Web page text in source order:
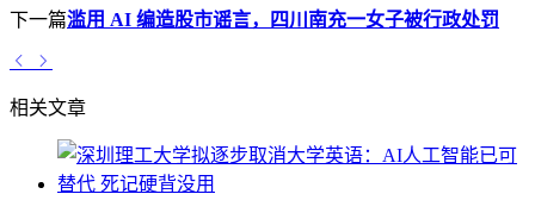
下一篇滥用 AI 编造股市谣言，四川南充一女子被行政处罚
相关文章